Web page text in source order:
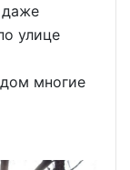
улице
многие